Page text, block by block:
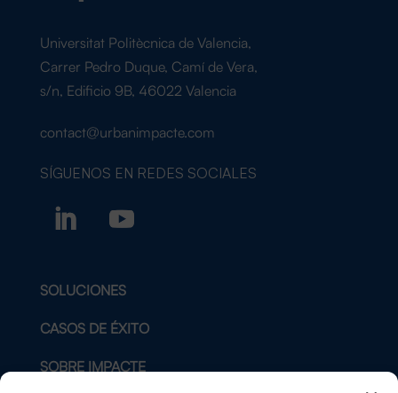
Universitat Politècnica de Valencia,
Carrer Pedro Duque, Camí de Vera,
s/n, Edificio 9B, 46022 Valencia
contact@urbanimpacte.com
SÍGUENOS EN REDES SOCIALES
SOLUCIONES
CASOS DE ÉXITO
SOBRE IMPACTE